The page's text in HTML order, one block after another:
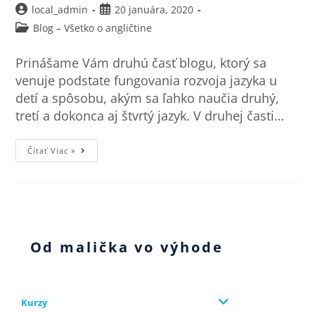
local_admin
20 januára, 2020
Blog – Všetko o angličtine
Prinášame Vám druhú časť blogu, ktorý sa
venuje podstate fungovania rozvoja jazyka u
detí a spôsobu, akým sa ľahko naučia druhý,
tretí a dokonca aj štvrtý jazyk. V druhej časti…
Čítať Viac »
Od malička vo výhode
Kurzy